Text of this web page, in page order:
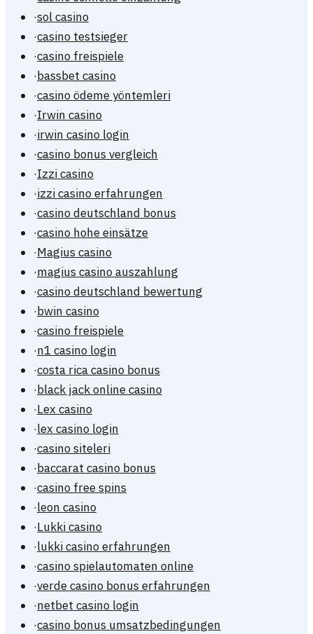
·sol casino
·casino testsieger
·casino freispiele
·bassbet casino
·casino ödeme yöntemleri
·Irwin casino
·irwin casino login
·casino bonus vergleich
·Izzi casino
·izzi casino erfahrungen
·casino deutschland bonus
·casino hohe einsätze
·Magius casino
·magius casino auszahlung
·casino deutschland bewertung
·bwin casino
·casino freispiele
·n1 casino login
·costa rica casino bonus
·black jack online casino
·Lex casino
·lex casino login
·casino siteleri
·baccarat casino bonus
·casino free spins
·leon casino
·Lukki casino
·lukki casino erfahrungen
·casino spielautomaten online
·verde casino bonus erfahrungen
·netbet casino login
·casino bonus umsatzbedingungen